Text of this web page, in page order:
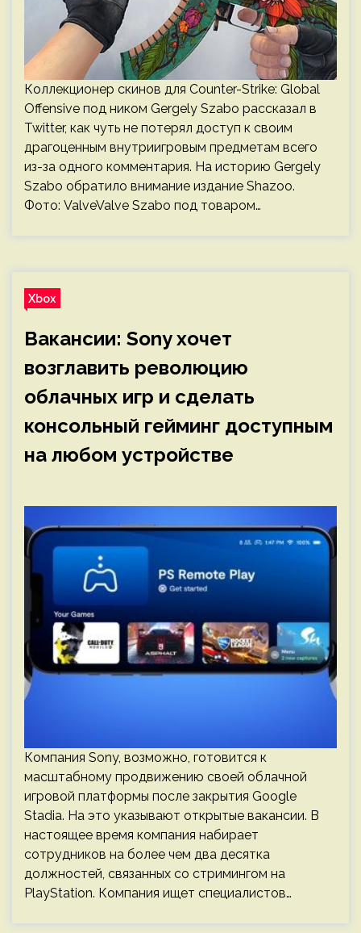
Коллекционер скинов для Counter-Strike: Global
Offensive под ником Gergely Szabo рассказал в
Twitter, как чуть не потерял доступ к своим
драгоценным внутриигровым предметам всего
из-за одного комментария. На историю Gergely
Szabo обратило внимание издание Shazoo.
Фото: ValveValve Szabo под товаром…
Xbox
Вакансии: Sony хочет
возглавить революцию
облачных игр и сделать
консольный гейминг доступным
на любом устройстве
Компания Sony, возможно, готовится к
масштабному продвижению своей облачной
игровой платформы после закрытия Google
Stadia. На это указывают открытые вакансии. В
настоящее время компания набирает
сотрудников на более чем два десятка
должностей, связанных со стримингом на
PlayStation. Компания ищет специалистов…